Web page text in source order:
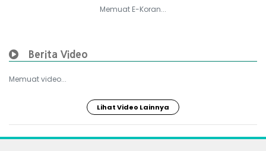
Memuat E-Koran...
Berita Video
Memuat video...
Lihat Video Lainnya